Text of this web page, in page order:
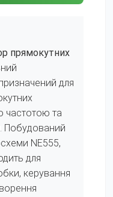
прямокутних
для
частотою та
Побудований
NE555,
для
керування